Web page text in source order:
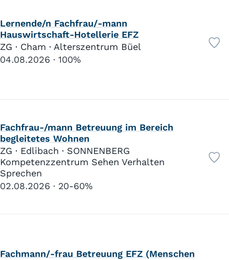
Lernende/n Fachfrau/-mann
Hauswirtschaft-Hotellerie EFZ
ZG · Cham · Alterszentrum Büel
04.08.2026
100%
Fachfrau-/mann Betreuung im Bereich
begleitetes Wohnen
ZG · Edlibach · SONNENBERG
Kompetenzzentrum Sehen Verhalten
Sprechen
02.08.2026
20-60%
Fachmann/-frau Betreuung EFZ (Menschen